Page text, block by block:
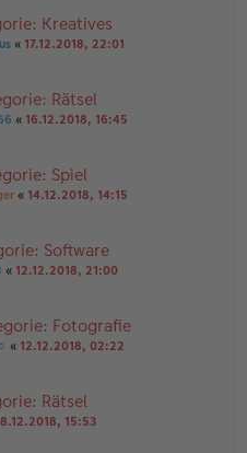
Kreatives
« 17.12.2018, 22:01
Rätsel
« 16.12.2018, 16:45
Spiel
« 14.12.2018, 14:15
Software
« 12.12.2018, 21:00
Fotografie
« 12.12.2018, 02:22
Rätsel
15:53